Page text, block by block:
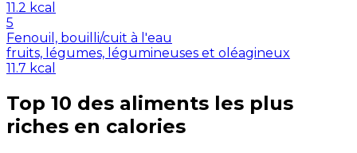
11.2 kcal
5
Fenouil, bouilli/cuit à l'eau
fruits, légumes, légumineuses et oléagineux
11.7 kcal
Top 10 des aliments les plus
riches en calories